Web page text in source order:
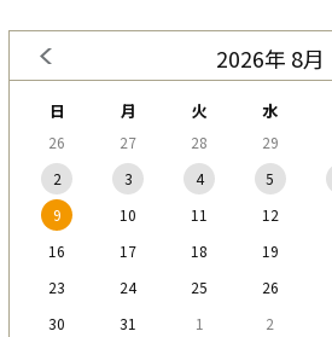
2026年 8月
日 月 火 水
26 27 28 29
2
3 4 5
9
10 11 12
16
17 18 19
23
24 25 26
30
31 1 2